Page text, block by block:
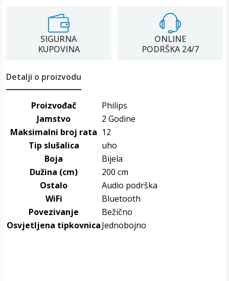
SIGURNA
KUPOVINA
ONLINE
PODRŠKA 24/7
Detalji o proizvodu
Proizvođač
Philips
Jamstvo
2 Godine
Maksimalni broj rata 12
Tip slušalica
uho
Boja
Bijela
Dužina (cm)
200 cm
Ostalo
Audio podrška
WiFi
Bluetooth
Povezivanje
Bežično
Osvjetljena tipkovnicaJednobojno